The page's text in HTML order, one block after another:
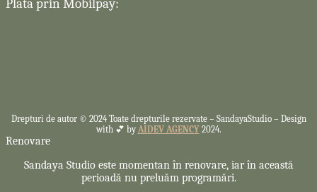
Plata prin Mobilpay:
Drepturi de autor © 2024 Toate drepturile rezervate – SandayaStudio – Design
with 💕 by AIDEV AGENCY2024.
Renovare
Sandaya Studio este momentan în renovare, iar în această
perioadă nu preluăm programări.